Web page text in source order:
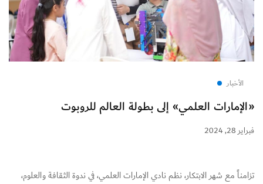
الأخبار
«الإمارات العلمي» إلى بطولة العالم للروبوت
فبراير 28, 2024
تزامناً مع شهر الابتكار، نظم نادي الإمارات العلمي، في ندوة الثقافة والعلوم،